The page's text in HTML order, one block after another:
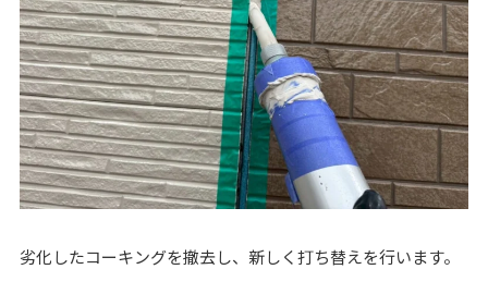
劣化したコーキングを撤去し、新しく打ち替えを行います。